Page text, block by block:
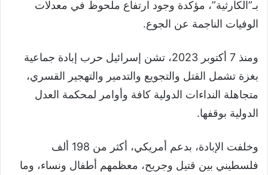
بـ”الكارثية”، مؤكدة وجود ارتفاع ملحوظ في معدلات
الوفيات الناجمة عن الجوع.
ومنذ 7 أكتوبر 2023، تشن إسرائيل حرب إبادة جماعية
بغزة تشمل القتل والتجويع والتدمير والتهجير القسري،
متجاهلة النداءات الدولية كافة وأوامر لمحكمة العدل
الدولية بوقفها.
وخلفت الإبادة، بدعم أمريكي، أكثر من 198 ألف
فلسطيني بين قتيل وجريح، معظمهم أطفال ونساء، وما